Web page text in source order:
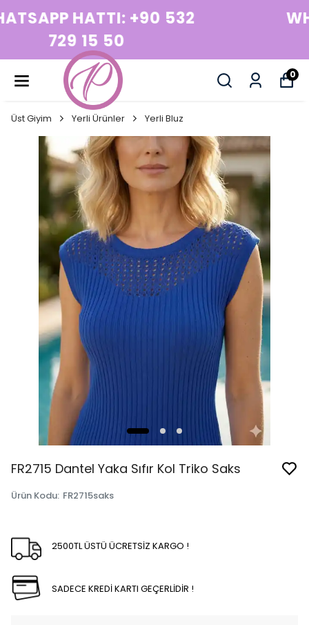
WHATSAPP HATTI: +90 532
729 15 50
0
Üst Giyim Yerli Ürünler Yerli Bluz
FR2715 Dantel Yaka Sıfır Kol Triko Saks
Ürün Kodu: FR2715saks
2500TL ÜSTÜ ÜCRETSİZ KARGO !
SADECE KREDİ KARTI GEÇERLİDİR !